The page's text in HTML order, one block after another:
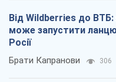
Від Wildberries до
може запустити
Росії
Брати Капранови 306